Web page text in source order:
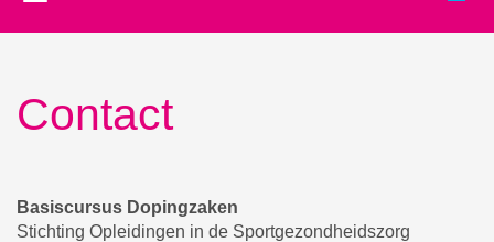
Contact
Basiscursus Dopingzaken
Stichting Opleidingen in de Sportgezondheidszorg